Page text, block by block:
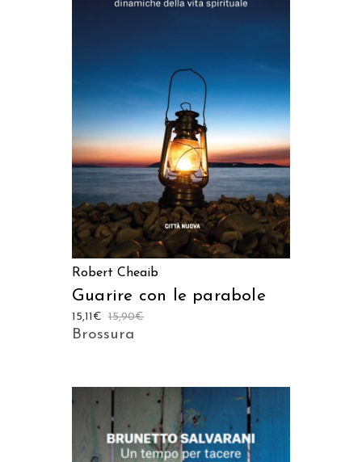
AGGIUNGI AL CARRELLO
Robert Cheaib
Guarire con le parabole
15,90€
15,11 €
Brossura